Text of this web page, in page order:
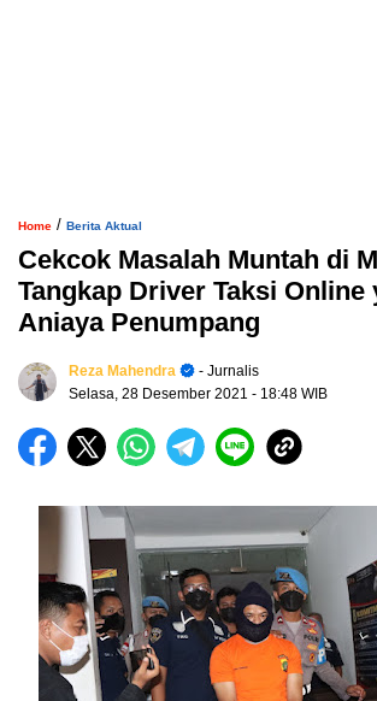
Home / Berita Aktual
Cekcok Masalah Muntah di
Tangkap Driver Taksi Online
Aniaya Penumpang
Reza Mahendra
- Jurnalis
Selasa, 28 Desember 2021 - 18:48 WIB